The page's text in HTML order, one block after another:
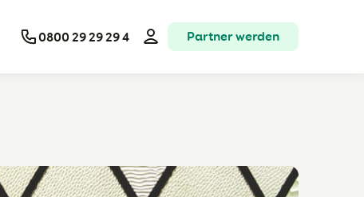
0800 29 29 29 4 Partner werden